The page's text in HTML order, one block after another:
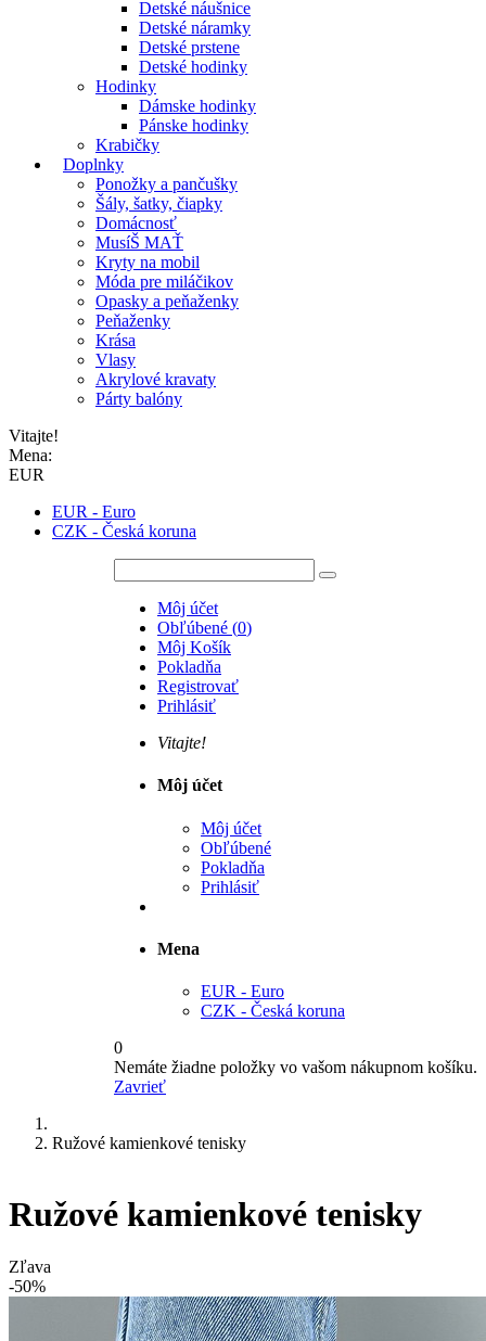
Detské náušnice
Detské náramky
Detské prstene
Detské hodinky
Hodinky
Dámske hodinky
Pánske hodinky
Krabičky
Doplnky
Ponožky a pančušky
Šály, šatky, čiapky
Domácnosť
MusíŠ MAŤ
Kryty na mobil
Móda pre miláčikov
Opasky a peňaženky
Peňaženky
Krása
Vlasy
Akrylové kravaty
Párty balóny
Vitajte!
Mena:
EUR
EUR - Euro
CZK - Česká koruna
Môj účet
Obľúbené (0)
Môj Košík
Pokladňa
Registrovať
Prihlásiť
Vitajte!
Môj účet
Môj účet
Obľúbené
Pokladňa
Prihlásiť
Mena
EUR - Euro
CZK - Česká koruna
0
Nemáte žiadne položky vo vašom nákupnom košíku.
Zavrieť
Ružové kamienkové tenisky
Ružové kamienkové tenisky
Zľava
-50%